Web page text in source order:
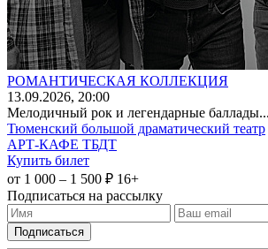
РОМАНТИЧЕСКАЯ КОЛЛЕКЦИЯ
13.09.2026, 20:00
Мелодичный рок и легендарные баллады...
Тюменский большой драматический театр
АРТ-КАФЕ ТБДТ
Купить билет
от 1 000 – 1 500 ₽ 16+
Подписаться на рассылку